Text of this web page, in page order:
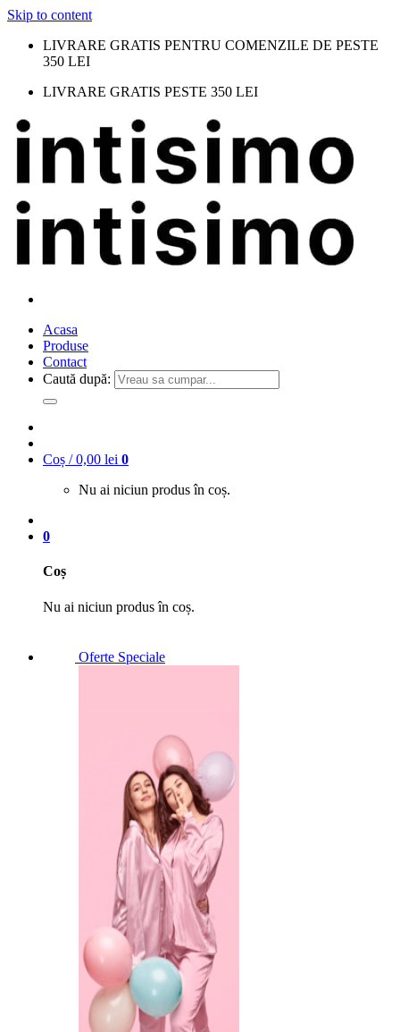
Skip to content
LIVRARE GRATIS PENTRU COMENZILE DE PESTE
350 LEI
LIVRARE GRATIS PESTE 350 LEI
Acasa
Produse
Contact
Caută după:
Coș /0,00 lei 0
Nu ai niciun produs în coș.
0
Coș
Nu ai niciun produs în coș.
Oferte Speciale